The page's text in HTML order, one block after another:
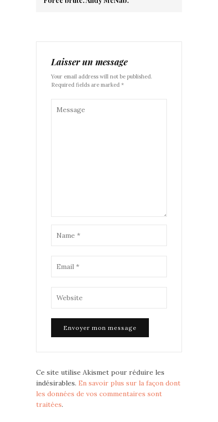
Laisser un message
Your email address will not be published.
Required fields are marked *
Ce site utilise Akismet pour réduire les
indésirables. En savoir plus sur la façon dont
les données de vos commentaires sont
traitées.